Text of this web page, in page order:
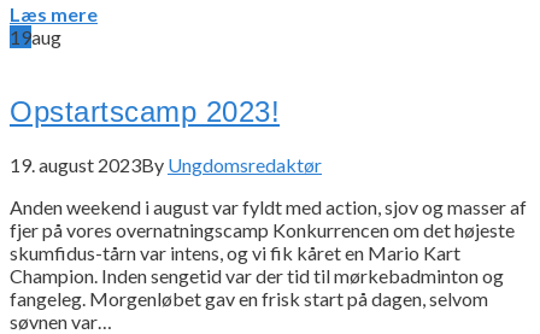
Læs mere
19aug
Opstartscamp 2023!
19. august 2023By Ungdomsredaktør
Anden weekend i august var fyldt med action, sjov og masser af
fjer på vores overnatningscamp Konkurrencen om det højeste
skumfidus-tårn var intens, og vi fik kåret en Mario Kart
Champion. Inden sengetid var der tid til mørkebadminton og
fangeleg. Morgenløbet gav en frisk start på dagen, selvom
søvnen var…